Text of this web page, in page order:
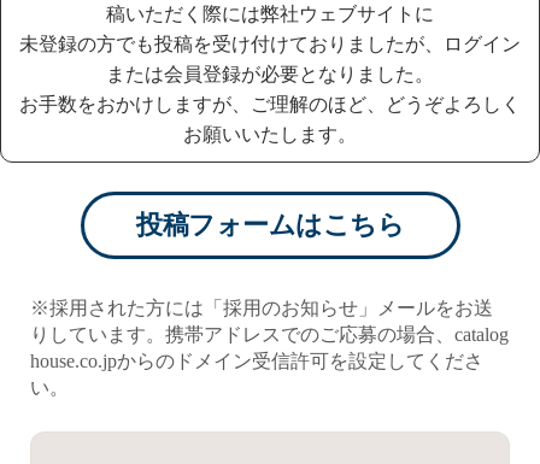
稿いただく際には弊社ウェブサイトに
未登録の方でも投稿を受け付けておりましたが、
ログイン
または会員登録が必要となりました。
お手数をおかけしますが、ご理解のほど、どうぞよろしく
お願いいたします。
投稿フォームはこちら
※採用された方には「採用のお知らせ」メールをお送
りしています。携帯アドレスでのご応募の場合、catalog
house.co.jpからのドメイン受信許可を設定してくださ
い。